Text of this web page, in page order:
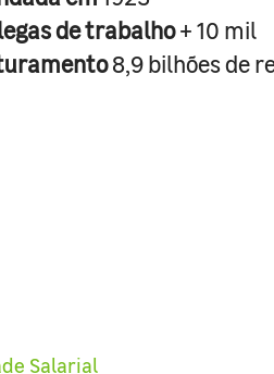
de trabalho+ 10 mil
8,9 bilhões de
Salarial